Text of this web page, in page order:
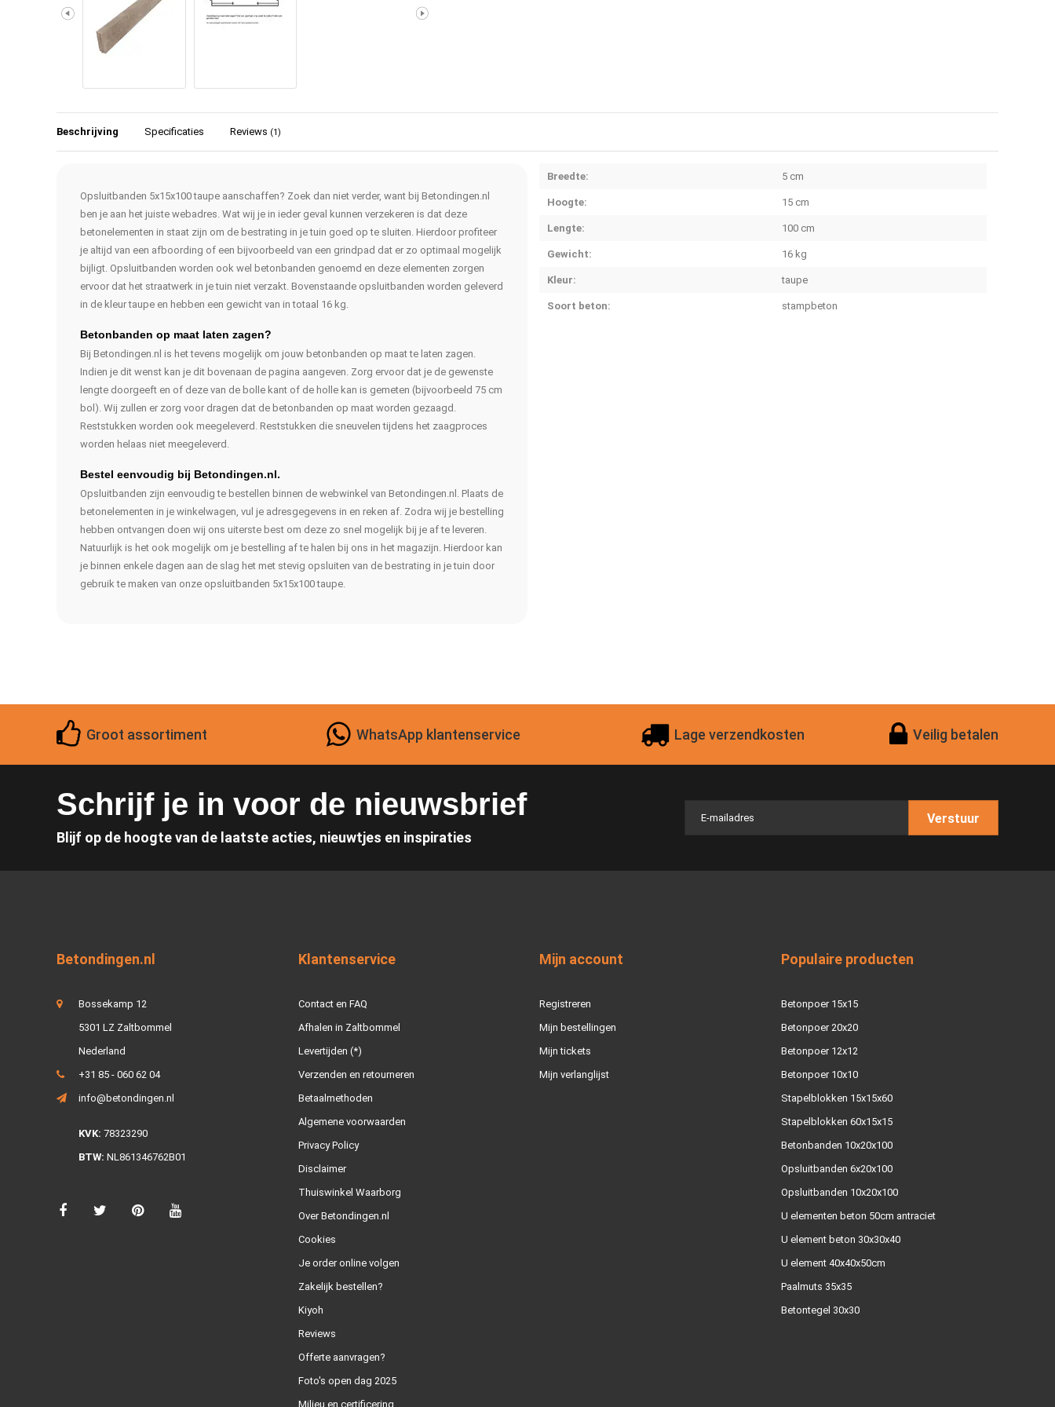
Beschrijving Specificaties Reviews (1)
Opsluitbanden 5x15x100 taupe aanschaffen? Zoek dan niet verder, want bij Betondingen.nl
ben je aan het juiste webadres. Wat wij je in ieder geval kunnen verzekeren is dat deze
betonelementen in staat zijn om de bestrating in je tuin goed op te sluiten. Hierdoor profiteer
je altijd van een afboording of een bijvoorbeeld van een grindpad dat er zo optimaal mogelijk
bijligt. Opsluitbanden worden ook wel betonbanden genoemd en deze elementen zorgen
ervoor dat het straatwerk in je tuin niet verzakt. Bovenstaande opsluitbanden worden geleverd
in de kleur taupe en hebben een gewicht van in totaal 16 kg.
Betonbanden op maat laten zagen?
Bij Betondingen.nl is het tevens mogelijk om jouw betonbanden op maat te laten zagen.
Indien je dit wenst kan je dit bovenaan de pagina aangeven. Zorg ervoor dat je de gewenste
lengte doorgeeft en of deze van de bolle kant of de holle kan is gemeten (bijvoorbeeld 75 cm
bol). Wij zullen er zorg voor dragen dat de betonbanden op maat worden gezaagd.
Reststukken worden ook meegeleverd. Reststukken die sneuvelen tijdens het zaagproces
worden helaas niet meegeleverd.
Bestel eenvoudig bij Betondingen.nl.
Opsluitbanden zijn eenvoudig te bestellen binnen de webwinkel van Betondingen.nl. Plaats de
betonelementen in je winkelwagen, vul je adresgegevens in en reken af. Zodra wij je bestelling
hebben ontvangen doen wij ons uiterste best om deze zo snel mogelijk bij je af te leveren.
Natuurlijk is het ook mogelijk om je bestelling af te halen bij ons in het magazijn. Hierdoor kan
je binnen enkele dagen aan de slag het met stevig opsluiten van de bestrating in je tuin door
gebruik te maken van onze opsluitbanden 5x15x100 taupe.
Breedte: 5 cm
Hoogte: 15 cm
Lengte: 100 cm
Gewicht: 16 kg
Kleur: taupe
Soort beton: stampbeton
Groot assortiment WhatsApp klantenservice Lage verzendkosten Veilig betalen
Schrijf je in voor de nieuwsbrief
Blijf op de hoogte van de laatste acties, nieuwtjes en inspiraties
Verstuur
Betondingen.nl
Bossekamp 12
5301 LZ Zaltbommel
Nederland
+31 85 - 060 62 04
info@betondingen.nl
KVK: 78323290
BTW: NL861346762B01
Klantenservice
Contact en FAQ
Afhalen in Zaltbommel
Levertijden (*)
Verzenden en retourneren
Betaalmethoden
Algemene voorwaarden
Privacy Policy
Disclaimer
Thuiswinkel Waarborg
Over Betondingen.nl
Cookies
Je order online volgen
Zakelijk bestellen?
Kiyoh
Reviews
Offerte aanvragen?
Foto's open dag 2025
Milieu en certificering
Mijn account
Registreren
Mijn bestellingen
Mijn tickets
Mijn verlanglijst
Populaire producten
Betonpoer 15x15
Betonpoer 20x20
Betonpoer 12x12
Betonpoer 10x10
Stapelblokken 15x15x60
Stapelblokken 60x15x15
Betonbanden 10x20x100
Opsluitbanden 6x20x100
Opsluitbanden 10x20x100
U elementen beton 50cm antraciet
U element beton 30x30x40
U element 40x40x50cm
Paalmuts 35x35
Betontegel 30x30